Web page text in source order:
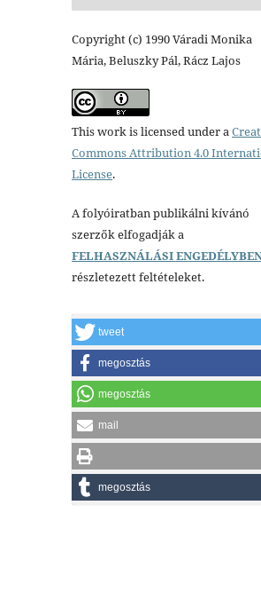
Copyright (c) 1990 Váradi Monika
Mária, Beluszky Pál, Rácz Lajos
This work is licensed under a
Commons Attribution 4.0
License.
A folyóiratban publikálni kívánó
szerzők elfogadják a
FELHASZNÁLÁSI
részletezett feltételeket.
tweet
megosztás
megosztás
mail
megosztás